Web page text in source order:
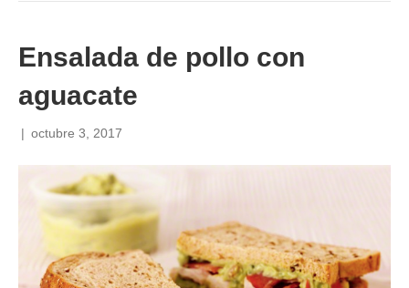
Ensalada de pollo con
aguacate
| octubre 3, 2017